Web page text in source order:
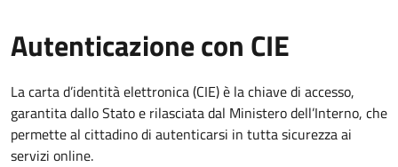
Autenticazione con CIE
La carta d’identità elettronica (CIE) è la chiave di accesso,
garantita dallo Stato e rilasciata dal Ministero dell’Interno, che
permette al cittadino di autenticarsi in tutta sicurezza ai
servizi online.